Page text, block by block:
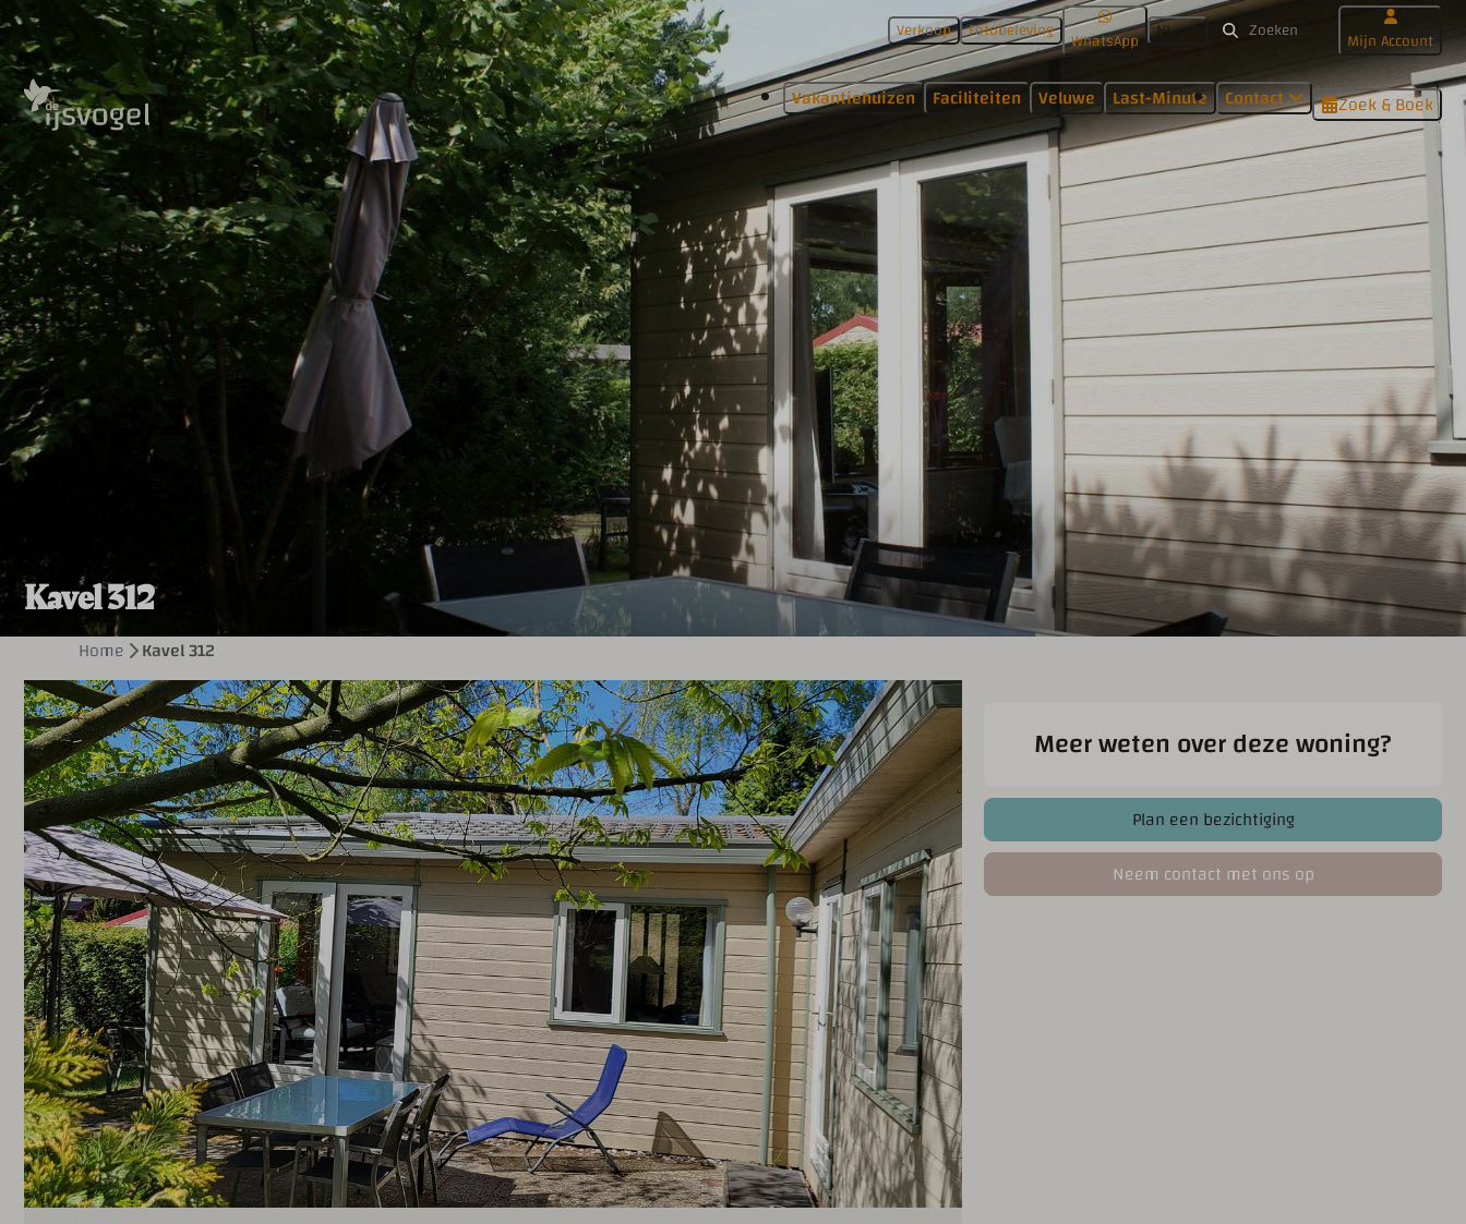
Verkoop Fotobeleving WhatsApp NL Mijn Account
Vakantiehuizen Faciliteiten Veluwe Last-Minute Contact Zoek & Boek
Kavel 312
Home Kavel 312
Meer weten over deze woning?
Plan een bezichtiging
Neem contact met ons op